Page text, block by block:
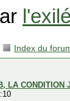
Index du
LA CONDITION